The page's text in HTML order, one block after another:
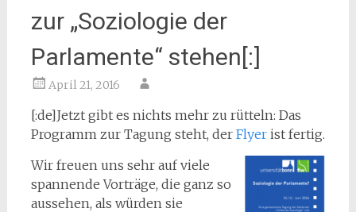
zur „Soziologie der
Parlamente“ stehen[:]
April 21, 2016
[:de]Jetzt gibt es nichts mehr zu rütteln: Das
Programm zur Tagung steht, der Flyerist fertig.
Wir freuen uns sehr auf viele
spannende Vorträge, die ganz so
aussehen, als würden sie